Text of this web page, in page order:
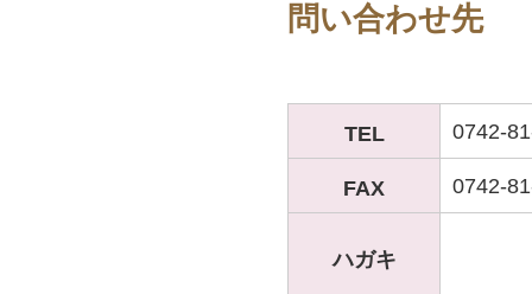
問い合わせ先
TEL 0742-
FAX 0742-
ハガキ